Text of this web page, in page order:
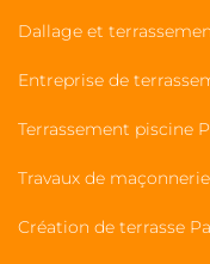
Dallage et
Entreprise de
Terrassement piscine
Travaux de
Création de terrasse